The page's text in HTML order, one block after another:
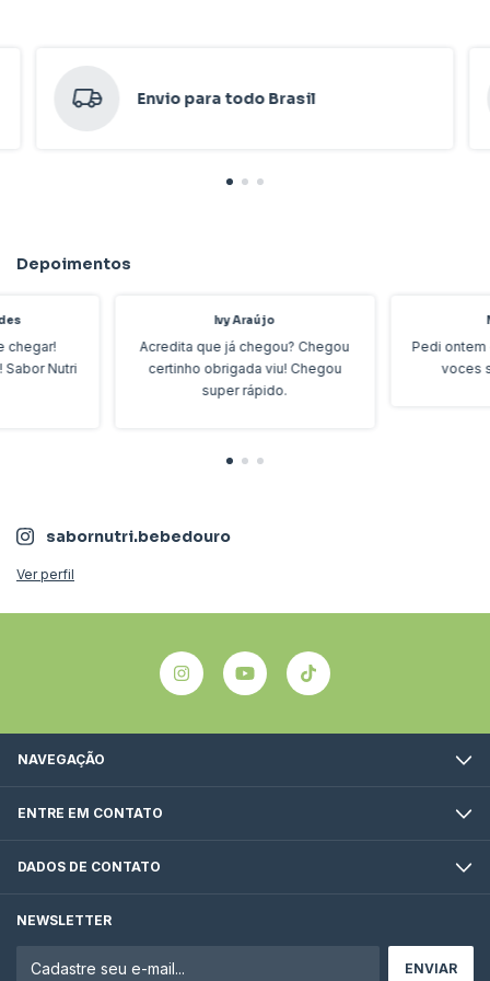
-O resultado é uma creatina referência
Envio para todo Brasil
Depoimentos
chegar!
Sabor Nutri
Ivy Araújo
Acredita que já chegou? Chegou
certinho obrigada viu! Chegou
super rápido.
Pedi ontem
voces
sabornutri.bebedouro
Ver perfil
NAVEGAÇÃO
ENTRE EM CONTATO
DADOS DE CONTATO
NEWSLETTER